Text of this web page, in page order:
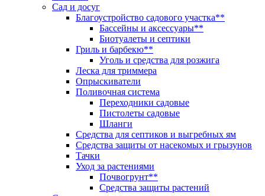
Сад и досуг
Благоустройство садового участка**
Бассейны и аксессуары**
Биотуалеты и септики
Гриль и барбекю**
Уголь и средства для розжига
Леска для триммера
Опрыскиватели
Поливочная система
Переходники садовые
Пистолеты садовые
Шланги
Средства для септиков и выгребных ям
Средства защиты от насекомых и грызунов
Тачки
Уход за растениями
Почвогрунт**
Средства защиты растений